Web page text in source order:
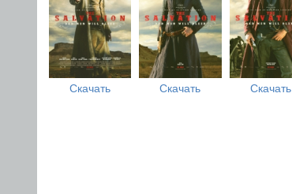
Скачать Скачать Скачать